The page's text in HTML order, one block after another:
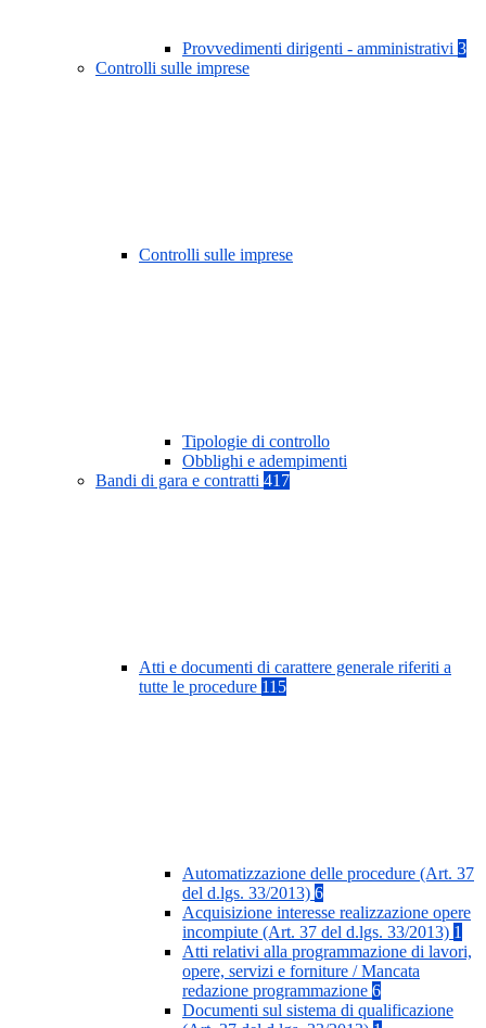
Provvedimenti dirigenti - amministrativi 3
Controlli sulle imprese
Controlli sulle imprese
Tipologie di controllo
Obblighi e adempimenti
Bandi di gara e contratti 417
Atti e documenti di carattere generale riferiti a
tutte le procedure 115
Automatizzazione delle procedure (Art. 37
del d.lgs. 33/2013) 6
Acquisizione interesse realizzazione opere
incompiute (Art. 37 del d.lgs. 33/2013) 1
Atti relativi alla programmazione di lavori,
opere, servizi e forniture / Mancata
redazione programmazione 6
Documenti sul sistema di qualificazione